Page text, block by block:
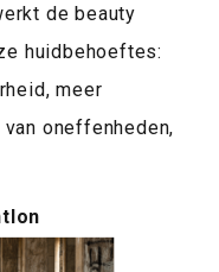
de beauty
huidbehoeftes:
meer
oneffenheden,